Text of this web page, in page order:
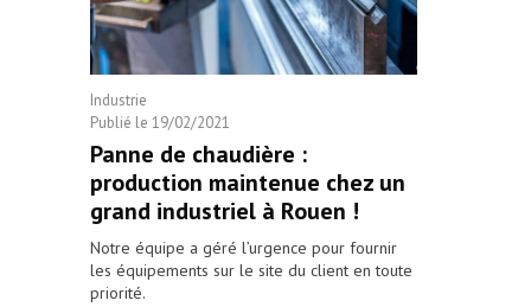
Industrie
Publié le 19/02/2021
Panne de chaudière :
production maintenue chez un
grand industriel à Rouen !
Notre équipe a géré l’urgence pour fournir
les équipements sur le site du client en toute
priorité.